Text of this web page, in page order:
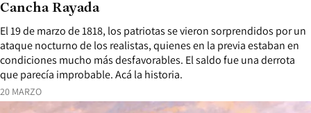
20 MARZO
El 19 de marzo de 1818, los patriotas se vieron sorprendidos por un
ataque nocturno de los realistas, quienes en la previa estaban en
condiciones mucho más desfavorables. El saldo fue una derrota
que parecía improbable. Acá la historia.
Cancha Rayada